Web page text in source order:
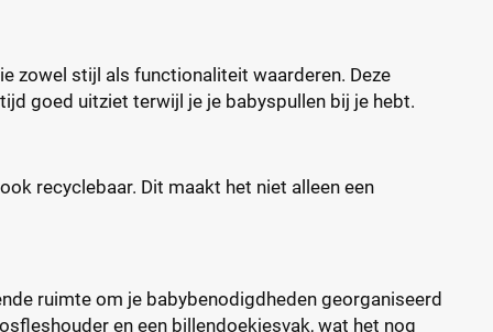
zowel stijl als functionaliteit waarderen. Deze
goed uitziet terwijl je je babyspullen bij je hebt.
recyclebaar. Dit maakt het niet alleen een
ruimte om je babybenodigdheden georganiseerd
en een billendoekjesvak, wat het nog